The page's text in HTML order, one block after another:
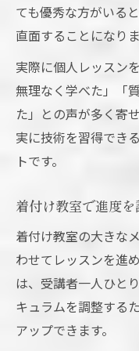
ても優秀な方がいる
直面することになりま
実際に個人レッスン
無理なく学べた」「
た」との声が多く寄
実に技術を習得でき
トです。
着付け教室で進度
着付け教室の大きな
わせてレッスンを進
は、受講者一人ひと
キュラムを調整する
アップできます。